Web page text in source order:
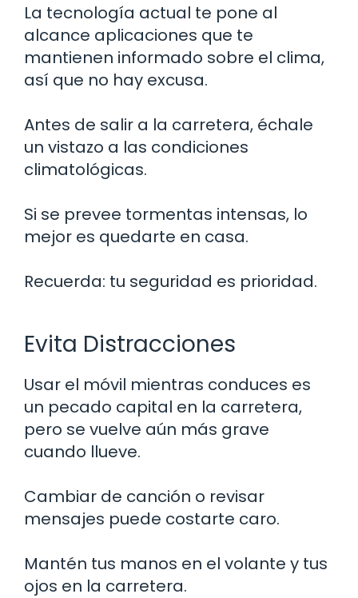
La tecnología actual te pone al
alcance aplicaciones que te
mantienen informado sobre el clima,
así que no hay excusa.
Antes de salir a la carretera, échale
un vistazo a las condiciones
climatológicas.
Si se prevee tormentas intensas, lo
mejor es quedarte en casa.
Recuerda: tu seguridad es prioridad.
Evita Distracciones
Usar el móvil mientras conduces es
un pecado capital en la carretera,
pero se vuelve aún más grave
cuando llueve.
Cambiar de canción o revisar
mensajes puede costarte caro.
Mantén tus manos en el volante y tus
ojos en la carretera.